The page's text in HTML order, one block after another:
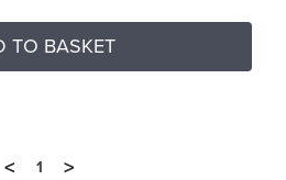
TO BASKET
< 1 >